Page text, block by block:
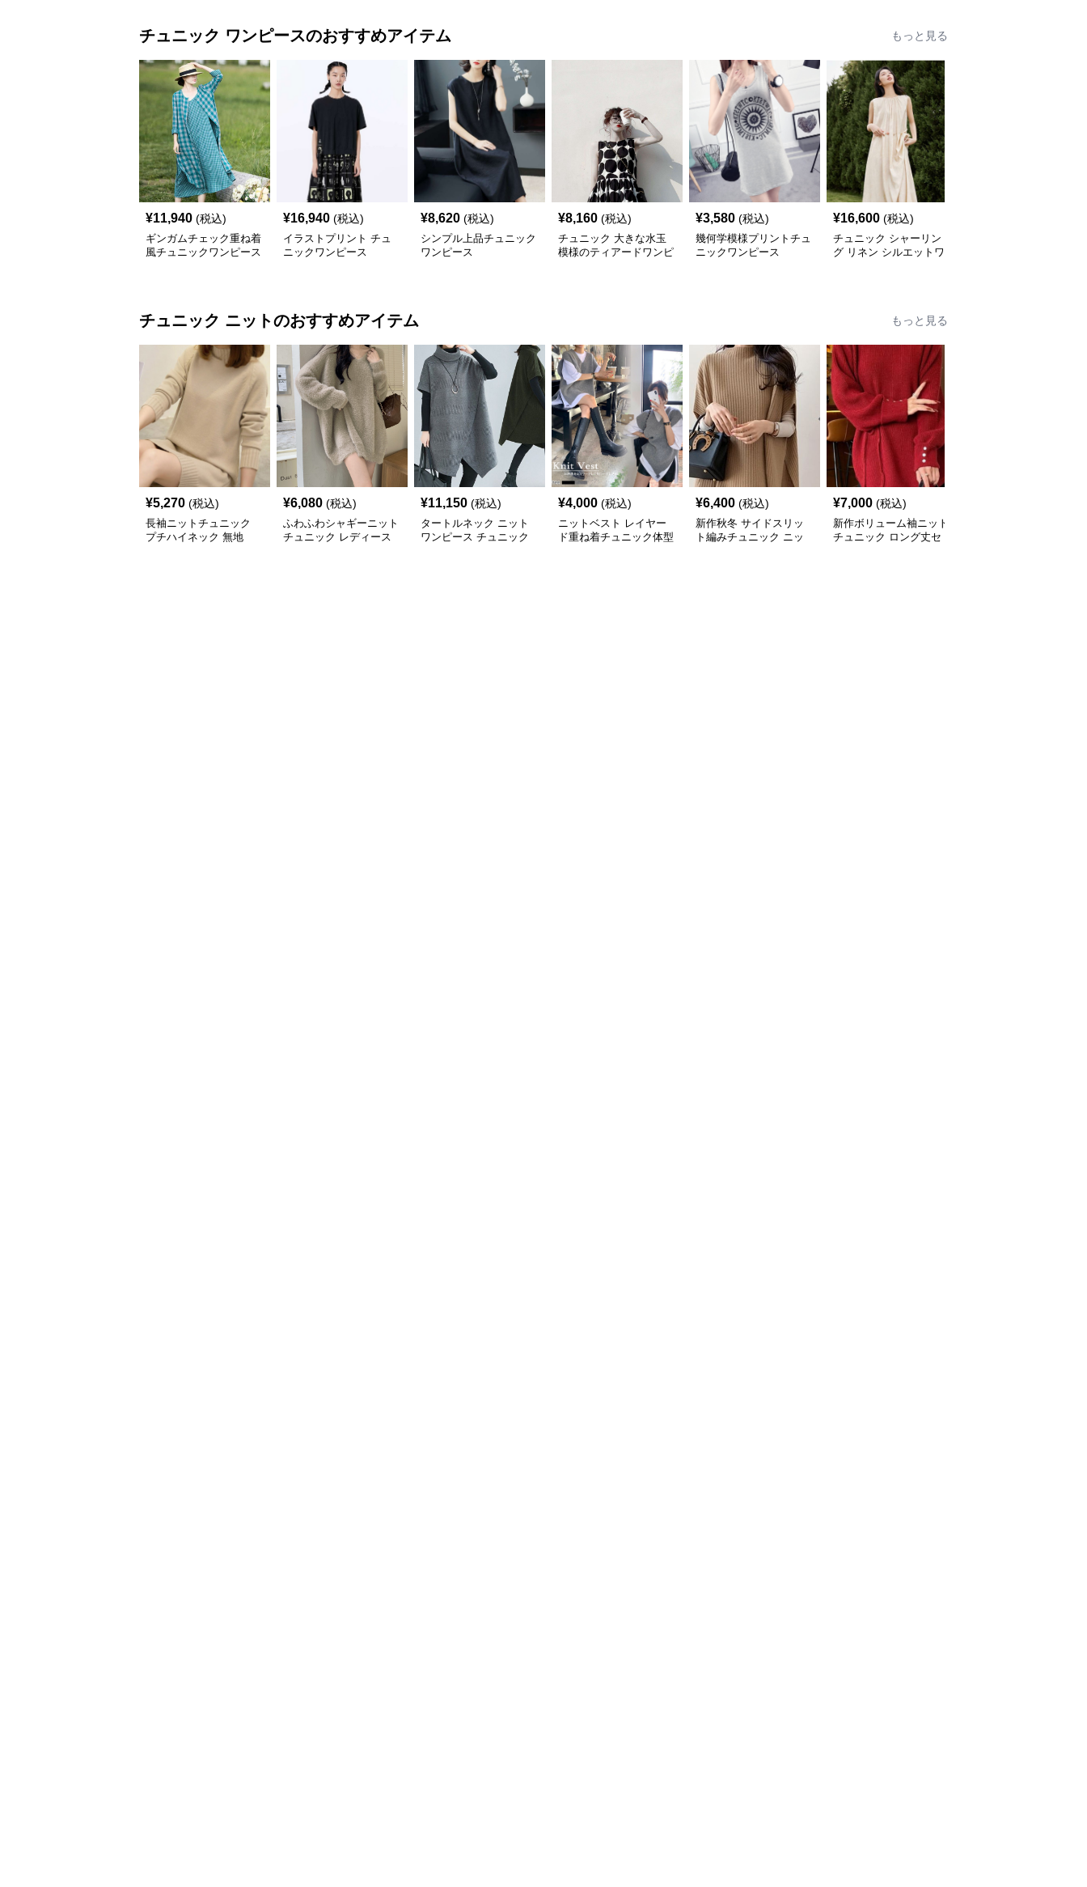
チュニック ワンピースのおすすめアイテム もっと見る
¥11,940 (税込)
ギンガムチェック重ね着
風チュニックワンピース
¥16,940 (税込)
イラストプリント チュ
ニックワンピース
¥8,620 (税込)
シンプル上品チュニック
ワンピース
¥8,160 (税込)
チュニック 大きな水玉
模様のティアードワンピ
¥3,580 (税込)
幾何学模様プリントチュ
ニックワンピース
¥16,600 (税込)
チュニック シャーリン
グ リネン シルエットワ
チュニック ニットのおすすめアイテム もっと見る
¥5,270 (税込)
長袖ニットチュニック
プチハイネック 無地
¥6,080 (税込)
ふわふわシャギーニット
チュニック レディース
¥11,150 (税込)
タートルネック ニット
ワンピース チュニック
¥4,000 (税込)
ニットベスト レイヤー
ド重ね着チュニック体型
¥6,400 (税込)
新作秋冬 サイドスリッ
ト編みチュニック ニッ
¥7,000 (税込)
新作ボリューム袖ニット
チュニック ロング丈セ